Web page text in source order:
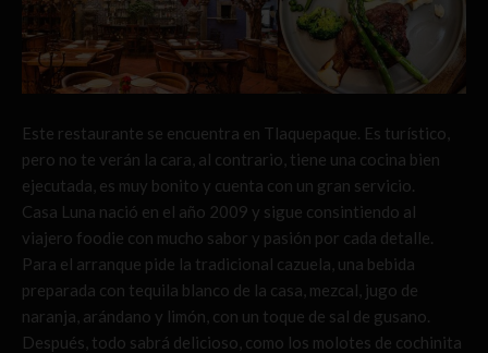
Este restaurante se encuentra en Tlaquepaque. Es turístico,
pero no te verán la cara, al contrario, tiene una cocina bien
ejecutada, es muy bonito y cuenta con un gran servicio.
Casa Luna nació en el año 2009 y sigue consintiendo al
viajero foodie con mucho sabor y pasión por cada detalle.
Para el arranque pide la tradicional cazuela, una bebida
preparada con tequila blanco de la casa, mezcal, jugo de
naranja, arándano y limón, con un toque de sal de gusano.
Después, todo sabrá delicioso, como los molotes de cochinita